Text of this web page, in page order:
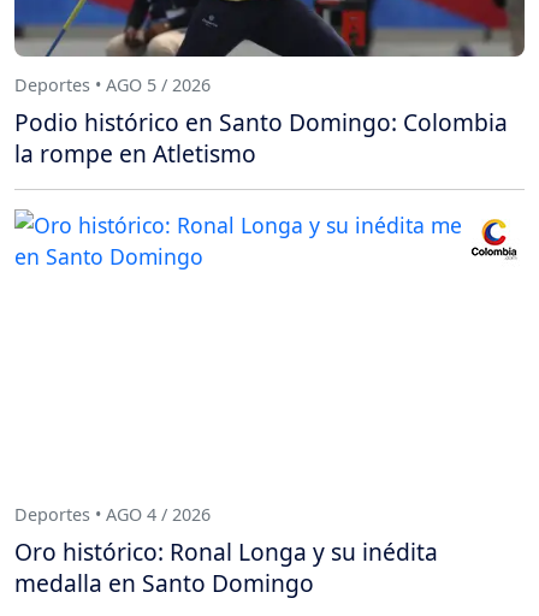
Deportes • AGO 5 / 2026
Podio histórico en Santo Domingo: Colombia
la rompe en Atletismo
Deportes • AGO 4 / 2026
Oro histórico: Ronal Longa y su inédita
medalla en Santo Domingo